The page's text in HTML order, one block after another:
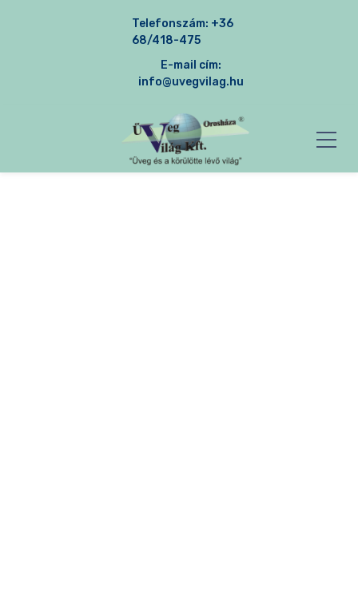
Telefonszám: +36
68/418-475
E-mail cím:
info@uvegvilag.hu